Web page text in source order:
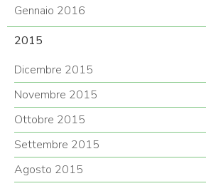
Gennaio 2016
2015
Dicembre 2015
Novembre 2015
Ottobre 2015
Settembre 2015
Agosto 2015